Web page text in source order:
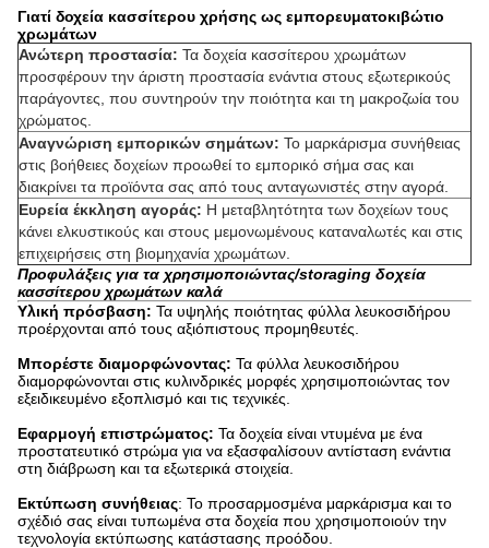
Γιατί δοχεία κασσίτερου χρήσης ως εμπορευματοκιβώτιο
χρωμάτων
Ανώτερη προστασία: Τα δοχεία κασσίτερου χρωμάτων
προσφέρουν την άριστη προστασία ενάντια στους εξωτερικούς
παράγοντες, που συντηρούν την ποιότητα και τη μακροζωία του
χρώματος.
Αναγνώριση εμπορικών σημάτων: Το μαρκάρισμα συνήθειας
στις βοήθειες δοχείων προωθεί το εμπορικό σήμα σας και
διακρίνει τα προϊόντα σας από τους ανταγωνιστές στην αγορά.
Ευρεία έκκληση αγοράς: Η μεταβλητότητα των δοχείων τους
κάνει ελκυστικούς και στους μεμονωμένους καταναλωτές και στις
επιχειρήσεις στη βιομηχανία χρωμάτων.
Προφυλάξεις για τα χρησιμοποιώντας/storaging δοχεία
κασσίτερου χρωμάτων καλά
Υλική πρόσβαση: Τα υψηλής ποιότητας φύλλα λευκοσιδήρου
προέρχονται από τους αξιόπιστους προμηθευτές.
Μπορέστε διαμορφώνοντας: Τα φύλλα λευκοσιδήρου
διαμορφώνονται στις κυλινδρικές μορφές χρησιμοποιώντας τον
εξειδικευμένο εξοπλισμό και τις τεχνικές.
Εφαρμογή επιστρώματος: Τα δοχεία είναι ντυμένα με ένα
προστατευτικό στρώμα για να εξασφαλίσουν αντίσταση ενάντια
στη διάβρωση και τα εξωτερικά στοιχεία.
Εκτύπωση συνήθειας: Το προσαρμοσμένα μαρκάρισμα και το
σχέδιό σας είναι τυπωμένα στα δοχεία που χρησιμοποιούν την
τεχνολογία εκτύπωσης κατάστασης προόδου.